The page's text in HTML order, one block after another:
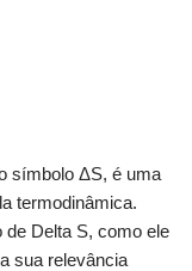
símbolo ΔS, é uma
termodinâmica.
de Delta S, como ele
sua relevância